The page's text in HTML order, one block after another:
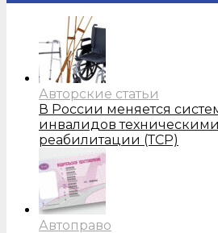
Авторские статьи
В России меняется
инвалидов
реабилитации (ТСР)
Автоправо